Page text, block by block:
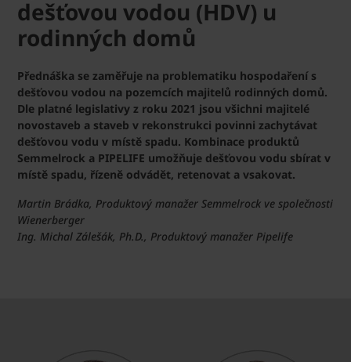
dešťovou vodou (HDV) u
rodinných domů
Přednáška se zaměřuje na problematiku hospodaření s
dešťovou vodou na pozemcích majitelů rodinných domů.
Dle platné legislativy z roku 2021 jsou všichni majitelé
novostaveb a staveb v rekonstrukci povinni zachytávat
dešťovou vodu v místě spadu. Kombinace produktů
Semmelrock a PIPELIFE umožňuje dešťovou vodu sbírat v
místě spadu, řízeně odvádět, retenovat a vsakovat.
Martin Brádka, Produktový manažer Semmelrock ve společnosti
Wienerberger
Ing. Michal Zálešák, Ph.D., Produktový manažer Pipelife